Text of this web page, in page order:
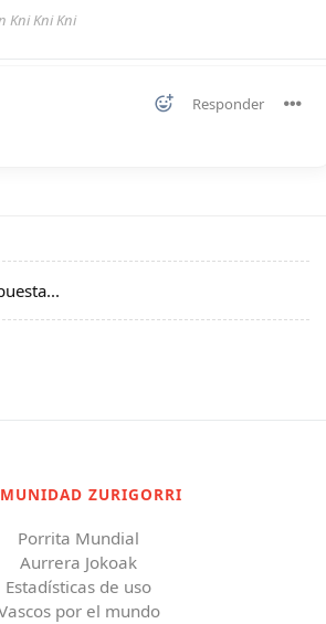
Kni Kni Kni
Responder
ZURIGORRI
Porrita Mundial
Aurrera Jokoak
Estadísticas de uso
por el mundo